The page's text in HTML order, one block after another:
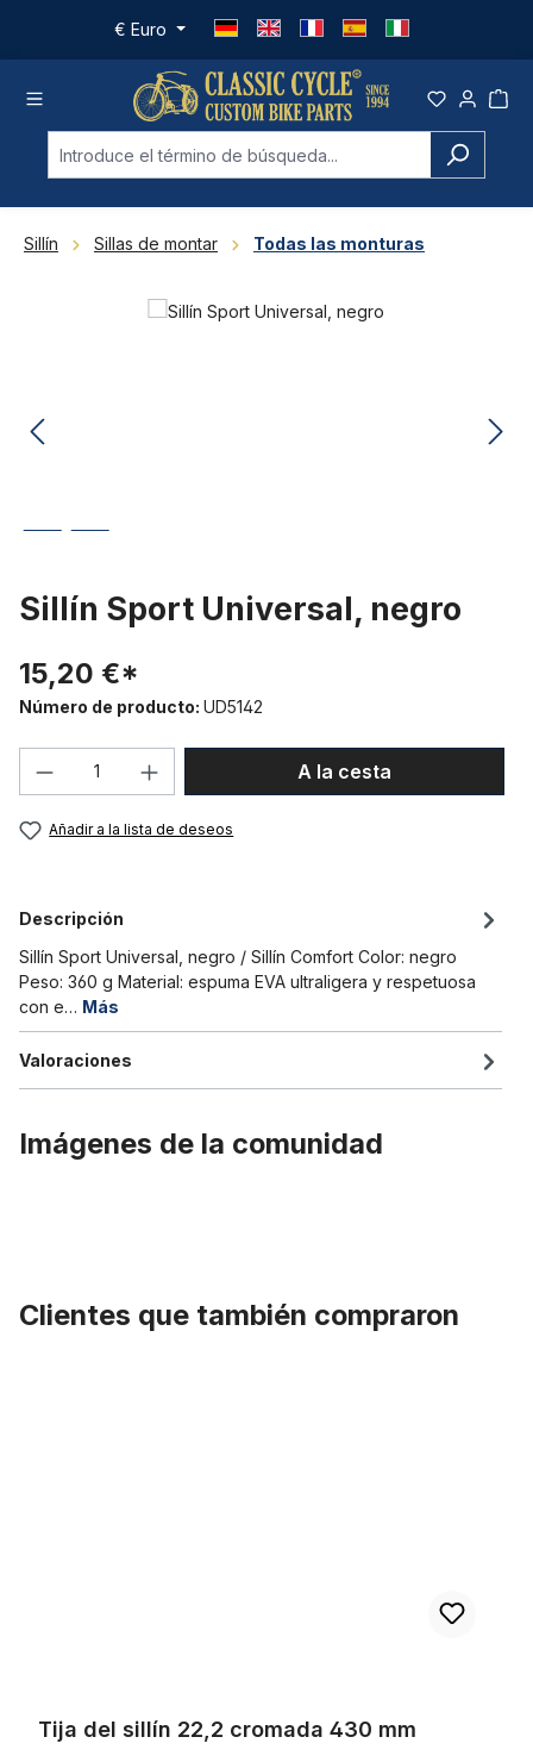
Saltar al contenido principal
€ Euro
Sillín Sillas de montar Todas las monturas
Omitir galería de imágenes
Sillín Sport Universal, negro
15,20 €*
Número de producto: UD5142
Cantidad del producto: introduce la
A la cesta
Añadir a la lista de deseos
Descripción
Sillín Sport Universal, negro / Sillín Comfort Color: negro
Peso: 360 g Material: espuma EVA ultraligera y respetuosa
con e… Más
Valoraciones
Imágenes de la comunidad
Clientes que también compraron
Tija del sillín 22,2 cromada 430 mm